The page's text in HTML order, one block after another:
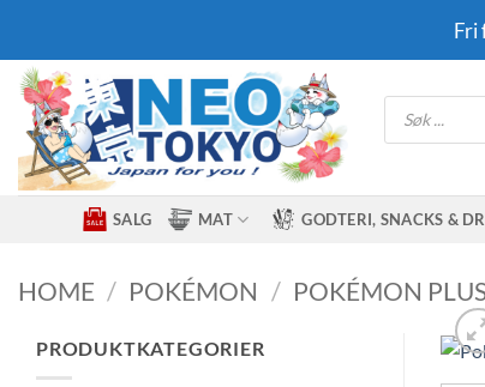
content
Fri
Products
search
SALG MAT GODTERI, SNACKS &
HOME / POKÉMON / POKÉMON
PRODUKTKATEGORIER